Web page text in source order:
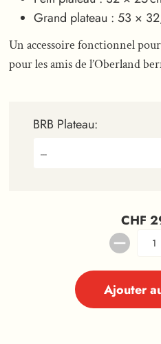
Grand plateau : 53 ×
Un accessoire fonctionnel
pour les amis de l’Oberland
BRB Plateau:
---
CHF
Ajouter